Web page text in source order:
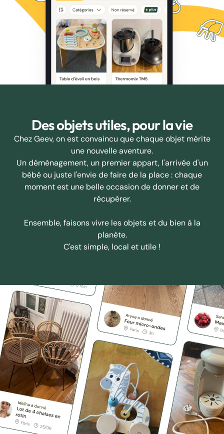
Des objets utiles, pour la vie
Chez Geev, on est convaincu que chaque objet mérite
une nouvelle aventure.
Un déménagement, un premier appart, l'arrivée d'un
bébé ou juste l'envie de faire de la place : chaque
moment est une belle occasion de donner et de
récupérer.
Ensemble, faisons vivre les objets et du bien à la
planète.
C'est simple, local et utile !